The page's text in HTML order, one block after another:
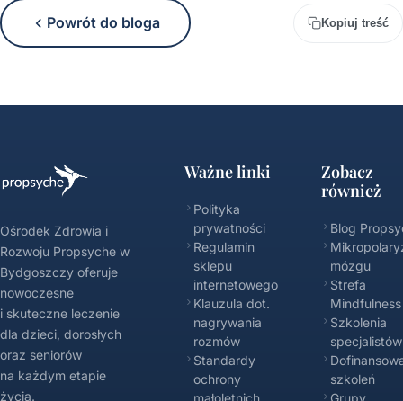
Powrót do bloga Kopiuj treść
Ośrodek Zdrowia i
Rozwoju Propsyche w
Bydgoszczy oferuje
nowoczesne
i skuteczne leczenie
dla dzieci, dorosłych
oraz seniorów
na każdym etapie
życia.
Ważne linki
Polityka
prywatności
Regulamin
sklepu
internetowego
Klauzula dot.
nagrywania
rozmów
Standardy
ochrony
Zobacz
również
Blog
mózgu
Strefa
Mindfulness
Szkolenia
specjalistów
szkoleń